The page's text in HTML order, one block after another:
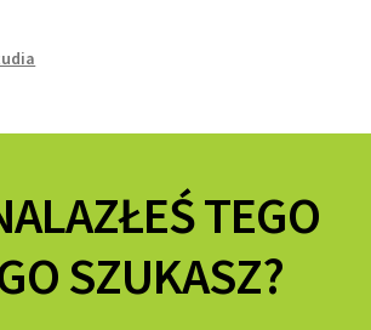
TEGO
SZUKASZ?